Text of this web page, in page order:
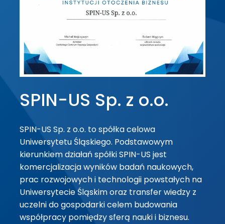
SPIN-US Sp. z o.o.
SPIN-US Sp. z o.o. to spółka celowa
Uniwersytetu Śląskiego. Podstawowym
kierunkiem działań spółki SPIN-US jest
komercjalizacja wyników badań naukowych,
prac rozwojowych i technologii powstałych na
Uniwersytecie Śląskim oraz transfer wiedzy z
uczelni do gospodarki celem budowania
współpracy pomiędzy sferą nauki i biznesu.